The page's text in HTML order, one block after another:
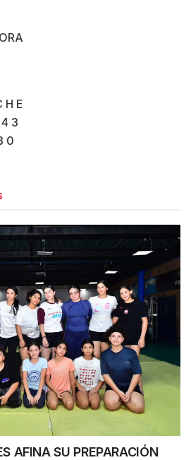
H E
3
0
AFINA SU PREPARACIÓN